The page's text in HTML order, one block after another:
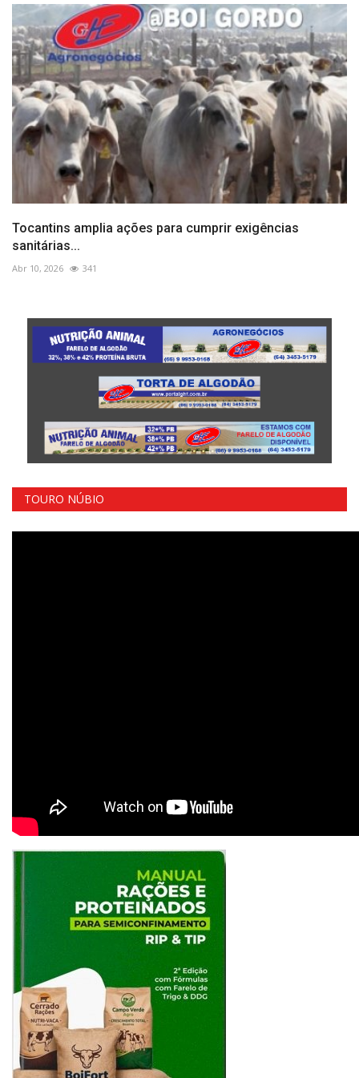
Tocantins amplia ações para cumprir exigências
sanitárias...
Abr 10, 2026 341
TOURO NÚBIO